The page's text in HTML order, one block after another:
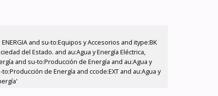
and su-to:Equipos y Accesorios and itype:BK
del Estado. and au:Agua y Energía Eléctrica,
and su-to:Producción de Energía and au:Agua y
de Energía and ccode:EXT and au:Agua y